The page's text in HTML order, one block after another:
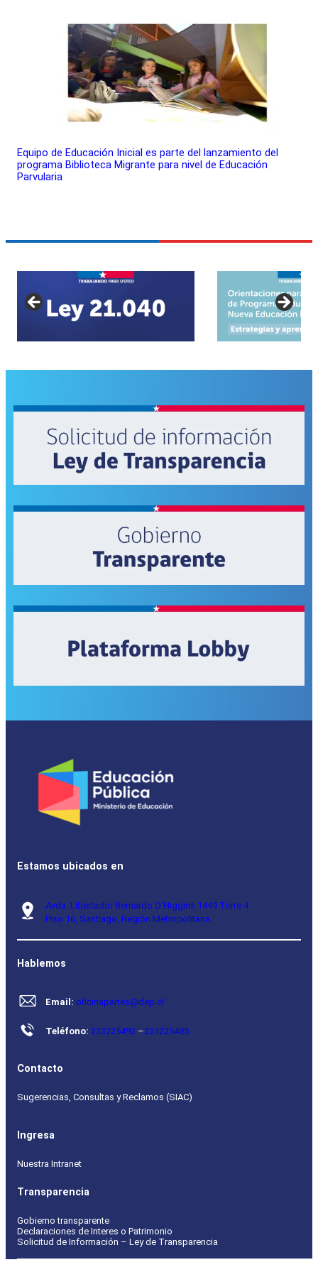
Equipo de Educación Inicial es parte del lanzamiento del
programa Biblioteca Migrante para nivel de Educación
Parvularia
Estamos ubicados en
Avda. Libertador Bernardo O’Higgins 1449 Torre 4
Piso 16, Santiago, Región Metropolitana.
Hablemos
Email: oficinapartes@dep.cl
Teléfono: 233225492 –233225485
Contacto
Sugerencias, Consultas y Reclamos (SIAC)
Ingresa
Nuestra Intranet
Transparencia
Gobierno transparente
Declaraciones de Interes o Patrimonio
Solicitud de Información – Ley de Transparencia